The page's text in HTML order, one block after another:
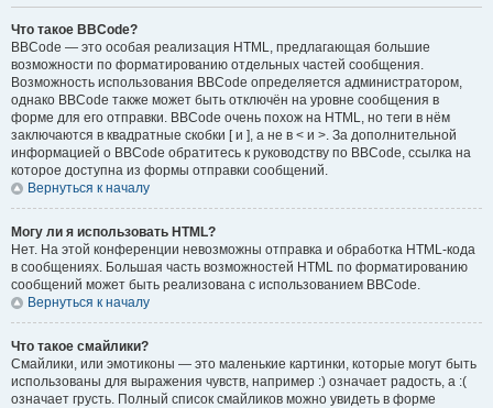
Что такое BBCode?
BBCode — это особая реализация HTML, предлагающая большие
возможности по форматированию отдельных частей сообщения.
Возможность использования BBCode определяется администратором,
однако BBCode также может быть отключён на уровне сообщения в
форме для его отправки. BBCode очень похож на HTML, но теги в нём
заключаются в квадратные скобки [ и ], а не в < и >. За дополнительной
информацией о BBCode обратитесь к руководству по BBCode, ссылка на
которое доступна из формы отправки сообщений.
Вернуться к началу
Могу ли я использовать HTML?
Нет. На этой конференции невозможны отправка и обработка HTML-кода
в сообщениях. Большая часть возможностей HTML по форматированию
сообщений может быть реализована с использованием BBCode.
Вернуться к началу
Что такое смайлики?
Смайлики, или эмотиконы — это маленькие картинки, которые могут быть
использованы для выражения чувств, например :) означает радость, а :(
означает грусть. Полный список смайликов можно увидеть в форме